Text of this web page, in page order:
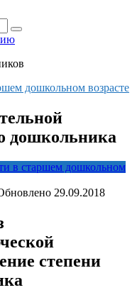
дошкольном возрасте
дошкольника
в старшем дошкольном
29.09.2018
степени